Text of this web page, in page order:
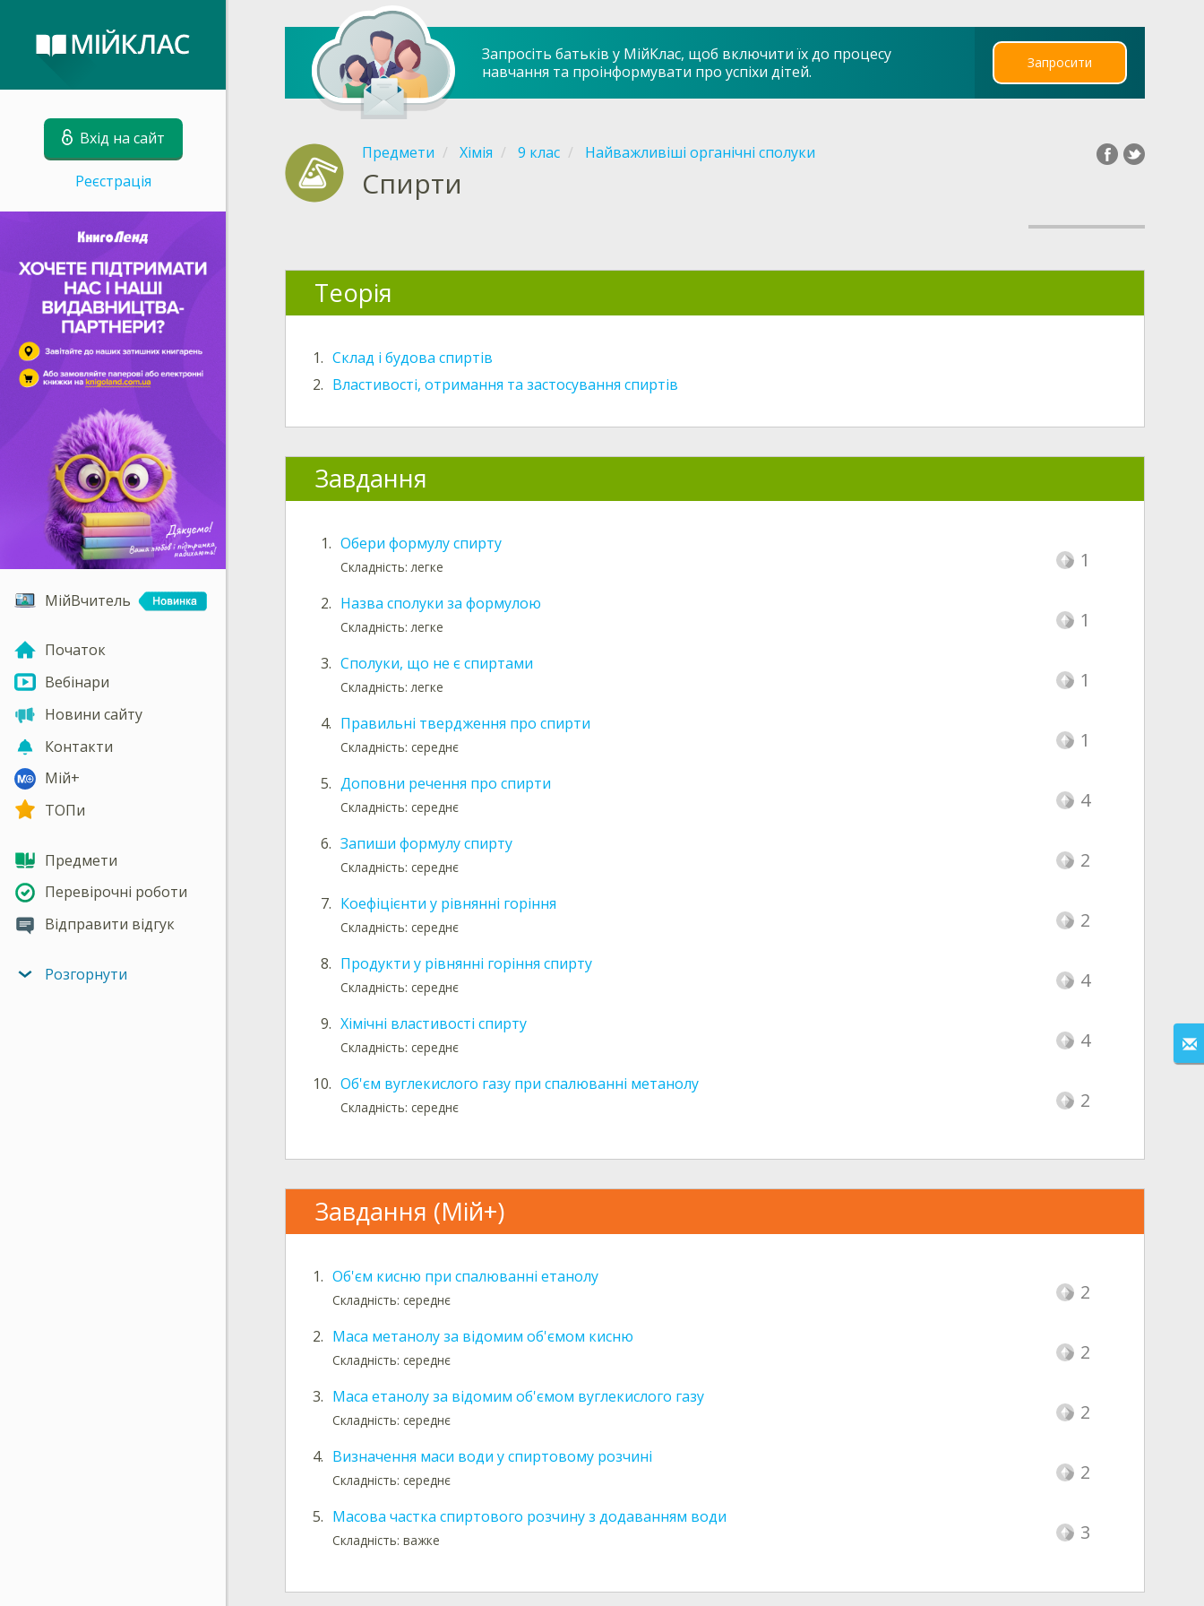
Вхід на сайт
Реєстрація
МійВчитель
Початок
Вебінари
Новини сайту
Контакти
Мій+
ТОПи
Предмети
Перевірочні роботи
Відправити відгук
Розгорнути
Запросіть батьків у МійКлас, щоб включити їх до процесу
навчання та проінформувати про успіхи дітей.
Запросити
Предмети Хімія 9 клас Найважливіші органічні сполуки
Спирти
Теорія
1. Склад і будова спиртів
2. Властивості, отримання та застосування спиртів
Завдання
1. Обери формулу спирту
Складність: легке 1
2. Назва сполуки за формулою
Складність: легке 1
3. Сполуки, що не є спиртами
Складність: легке 1
4. Правильні твердження про спирти
Складність: середнє 1
5. Доповни речення про спирти
Складність: середнє 4
6. Запиши формулу спирту
Складність: середнє 2
7. Коефіцієнти у рівнянні горіння
Складність: середнє 2
8. Продукти у рівнянні горіння спирту
Складність: середнє 4
9. Хімічні властивості спирту
Складність: середнє 4
10. Об'єм вуглекислого газу при спалюванні метанолу
Складність: середнє 2
Завдання (Мій+)
1. Об'єм кисню при спалюванні етанолу
Складність: середнє 2
2. Маса метанолу за відомим об'ємом кисню
Складність: середнє 2
3. Маса етанолу за відомим об'ємом вуглекислого газу
Складність: середнє 2
4. Визначення маси води у спиртовому розчині
Складність: середнє 2
5. Масова частка спиртового розчину з додаванням води
Складність: важке 3